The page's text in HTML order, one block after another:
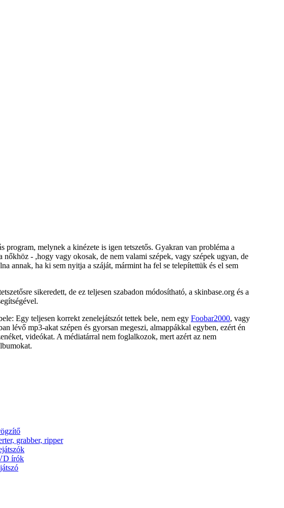
program, melynek a kinézete is igen tetszetős. Gyakran van probléma a
- ,hogy vagy okosak, de nem valami szépek, vagy szépek ugyan, de
annak, ha ki sem nyitja a száját, mármint ha fel se telepítettük és el sem
sikeredett, de ez teljesen szabadon módosítható, a skinbase.org és a
Egy teljesen korrekt zenelejátszót tettek bele, nem egy Foobar2000, vagy
lévő mp3-akat szépen és gyorsan megeszi, almappákkal egyben, ezért én
videókat. A médiatárral nem foglalkozok, mert azért az nem
grabber, ripper
írók